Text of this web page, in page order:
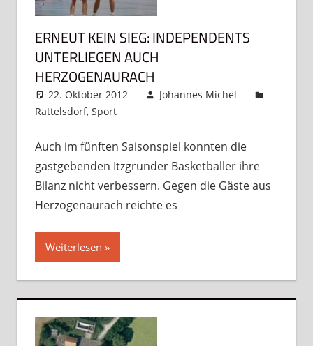
ERNEUT KEIN SIEG: INDEPENDENTS
UNTERLIEGEN AUCH
HERZOGENAURACH
22. Oktober 2012
Johannes Michel
Rattelsdorf, Sport
Auch im fünften Saisonspiel konnten die
gastgebenden Itzgrunder Basketballer ihre
Bilanz nicht verbessern. Gegen die Gäste aus
Herzogenaurach reichte es
Weiterlesen